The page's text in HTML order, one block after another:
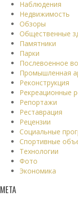
Наблюдения
Недвижимость
Обзоры
Общественные
Памятники
Парки
Послевоенное
Промышленная
Реконструкция
Рекреационные
Репортажи
Реставрация
Рецензии
Социальные
Спортивные
Технологии
Фото
Экономика
МЕТА